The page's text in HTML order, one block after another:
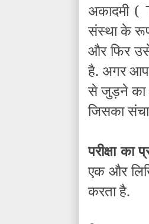
अकादमी (
संस्थाक
और फिर
है. अगर
से जुड़ने का
जिसका
परीक्षा का
एक और
करता है.